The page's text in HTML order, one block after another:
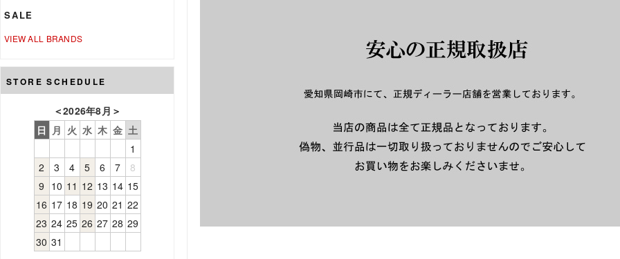
SALE
VIEW ALL BRANDS
STORE SCHEDULE
＜2026年8月 ＞
日 月 火 水 木 金 土
1
2
3 4 5 6 7
8
9 10 11 12 13 14 15
16 17 18 19 20 21 22
23 24 25 26 27 28 29
30 31